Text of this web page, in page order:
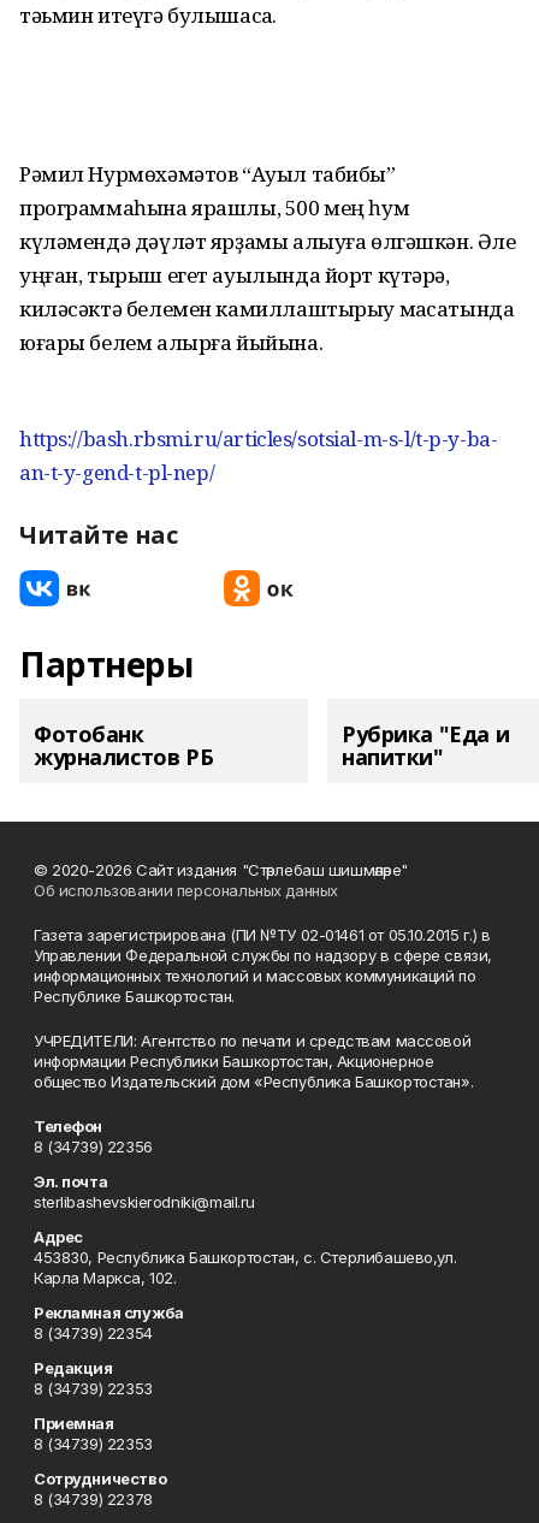
тәьмин итеүгә булышасаҡ.
Рәмил Нурмөхәмәтов “Ауыл табибы”
программаһына ярашлы, 500 мең һум
күләмендә дәүләт ярҙамы алыуға өлгәшкән. Әле
уңған, тырыш егет ауылында йорт күтәрә,
киләсәктә белемен камиллаштырыу маҡсатында
юғары белем алырға йыйына.
https://bash.rbsmi.ru/articles/sotsial-m-s-l/t-p-y-ba-
an-t-y-gend-t-pl-nep/
Читайте нас
Партнеры
Фотобанк
журналистов РБ
Рубрика "Еда и
напитки"
© 2020-2026 Сайт издания "Стәрлебаш шишмәләре"
Об использовании персональных данных
Газета зарегистрирована (ПИ №ТУ 02-01461 от 05.10.2015 г.) в
Управлении Федеральной службы по надзору в сфере связи,
информационных технологий и массовых коммуникаций по
Республике Башкортостан.
УЧРЕДИТЕЛИ: Агентство по печати и средствам массовой
информации Республики Башкортостан, Акционерное
общество Издательский дом «Республика Башкортостан».
Телефон
8 (34739) 22356
Эл. почта
sterlibashevskierodniki@mail.ru
Адрес
453830, Республика Башкортостан, c. Стерлибашево,ул.
Карла Маркса, 102.
Рекламная служба
8 (34739) 22354
Редакция
8 (34739) 22353
Приемная
8 (34739) 22353
Сотрудничество
8 (34739) 22378